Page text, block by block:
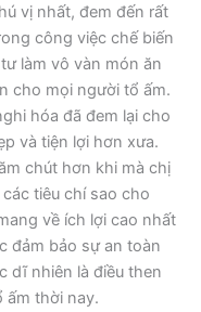
vị nhất, đem đến rất
công việc chế biến
làm vô vàn món ăn
cho mọi người tổ ấm.
hóa đã đem lại cho
và tiện lợi hơn xưa.
chút hơn khi mà chị
tiêu chí sao cho
về ích lợi cao nhất
đảm bảo sự an toàn
dĩ nhiên là điều then
ấm thời nay.